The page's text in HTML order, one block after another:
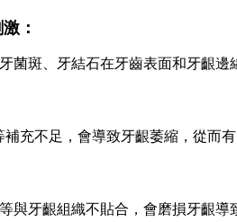
：
菌斑、牙結石在牙齒表面和牙齦邊
充不足，會導致牙齦萎縮，從而有
與牙齦組織不貼合，會磨損牙齦導